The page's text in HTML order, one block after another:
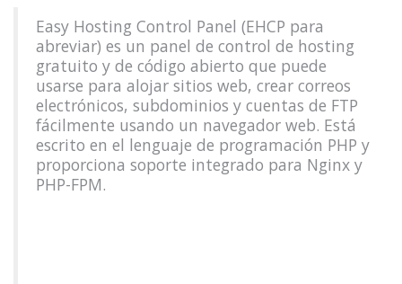
Easy Hosting Control Panel (EHCP para
abreviar) es un panel de control de hosting
gratuito y de código abierto que puede
usarse para alojar sitios web, crear correos
electrónicos, subdominios y cuentas de FTP
fácilmente usando un navegador web. Está
escrito en el lenguaje de programación PHP y
proporciona soporte integrado para Nginx y
PHP-FPM.